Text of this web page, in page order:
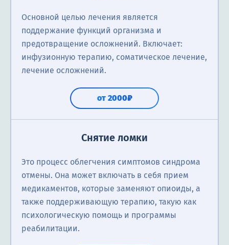
Основной целью лечения является
поддержание функций организма и
предотвращение осложнений. Включает:
инфузионную терапию, соматическое лечение,
лечение осложнений.
от 2000₽
Снятие ломки
Это процесс облегчения симптомов синдрома
отмены. Она может включать в себя прием
медикаментов, которые заменяют опиоиды, а
также поддерживающую терапию, такую как
психологическую помощь и программы
реабилитации.